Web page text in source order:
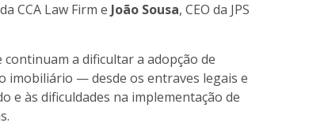
CCA Law Firm e João Sousa, CEO da JPS
a dificultar a adopção de
imobiliário — desde os entraves legais e
e às dificuldades na implementação de